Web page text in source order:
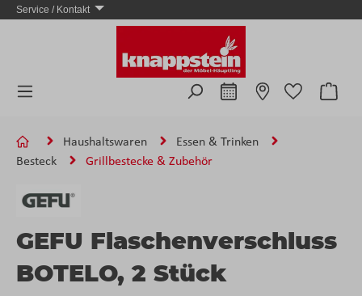
Zum Hauptinhalt springen
Service / Kontakt
Haushaltswaren
Essen & Trinken
Besteck
Grillbestecke & Zubehör
GEFU Flaschenverschluss
BOTELO, 2 Stück